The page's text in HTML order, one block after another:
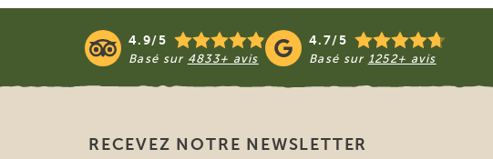
4.9/5
Basé sur 4833+ avis
4.7/5
Basé sur 1252+ avis
RECEVEZ NOTRE NEWSLETTER